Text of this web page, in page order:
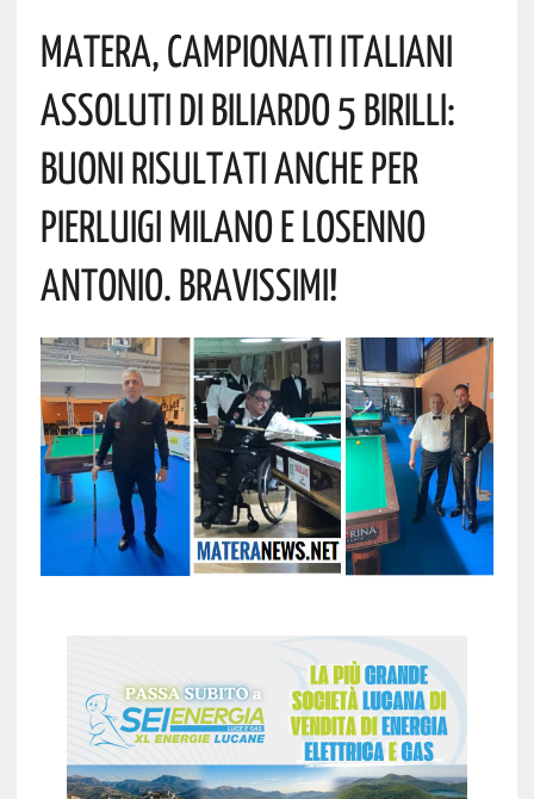
Matera, Campionati Italiani
Assoluti Di Biliardo 5 Birilli:
Buoni Risultati Anche Per
Pierluigi Milano E Losenno
Antonio. Bravissimi!